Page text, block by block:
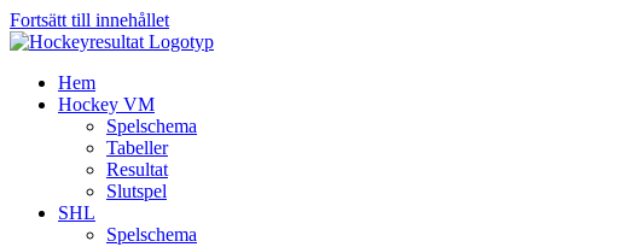
Fortsätt till innehållet
Hem
Hockey VM
Spelschema
Tabeller
Resultat
Slutspel
SHL
Spelschema